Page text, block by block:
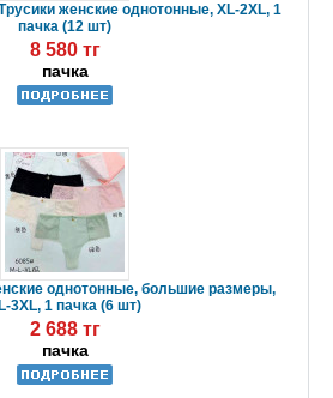
женские однотонные, XL-2XL, 1
пачка (12 шт)
8 580 тг
пачка
однотонные, большие размеры,
3XL, 1 пачка (6 шт)
2 688 тг
пачка